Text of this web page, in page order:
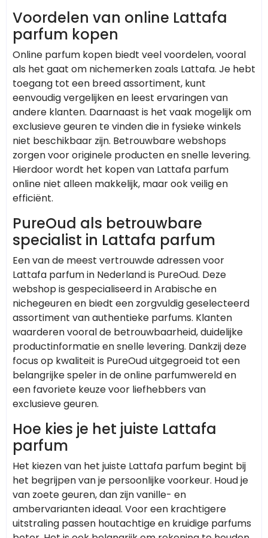
Voordelen van online Lattafa
parfum kopen
Online parfum kopen biedt veel voordelen, vooral
als het gaat om nichemerken zoals Lattafa. Je hebt
toegang tot een breed assortiment, kunt
eenvoudig vergelijken en leest ervaringen van
andere klanten. Daarnaast is het vaak mogelijk om
exclusieve geuren te vinden die in fysieke winkels
niet beschikbaar zijn. Betrouwbare webshops
zorgen voor originele producten en snelle levering.
Hierdoor wordt het kopen van Lattafa parfum
online niet alleen makkelijk, maar ook veilig en
efficiënt.
PureOud als betrouwbare
specialist in Lattafa parfum
Een van de meest vertrouwde adressen voor
Lattafa parfum in Nederland is PureOud. Deze
webshop is gespecialiseerd in Arabische en
nichegeuren en biedt een zorgvuldig geselecteerd
assortiment van authentieke parfums. Klanten
waarderen vooral de betrouwbaarheid, duidelijke
productinformatie en snelle levering. Dankzij deze
focus op kwaliteit is PureOud uitgegroeid tot een
belangrijke speler in de online parfumwereld en
een favoriete keuze voor liefhebbers van
exclusieve geuren.
Hoe kies je het juiste Lattafa
parfum
Het kiezen van het juiste Lattafa parfum begint bij
het begrijpen van je persoonlijke voorkeur. Houd je
van zoete geuren, dan zijn vanille- en
ambervarianten ideaal. Voor een krachtigere
uitstraling passen houtachtige en kruidige parfums